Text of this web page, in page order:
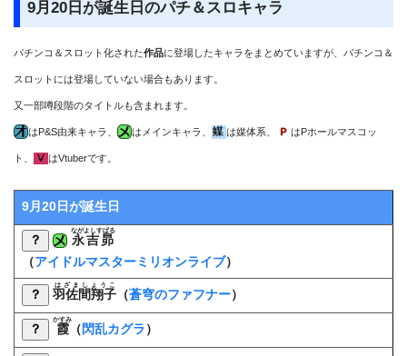
9月20日が誕生日のパチ＆スロキャラ
パチンコ＆スロット化された作品に登場したキャラをまとめていますが、パチンコ＆
スロットには登場していない場合もあります。
又一部噂段階のタイトルも含まれます。
はP&S由来キャラ、 はメインキャラ、 は媒体系、 はPホールマスコッ
ト、 はVtuberです。
9月20日が誕生日
？ 永吉昴
ながよしすばる
（アイドルマスターミリオンライブ）
？ 羽佐間翔子
はざましょうこ
（蒼穹のファフナー）
？ 霞
かすみ
（ 閃乱カグラ ）